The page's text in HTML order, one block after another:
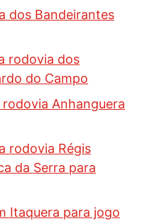
dos Bandeirantes
rodovia dos
do Campo
Anhanguera
rodovia Régis
da Serra para
Itaquera para jogo